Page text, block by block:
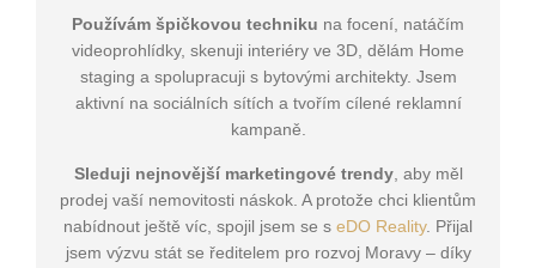
Používám špičkovou techniku na focení, natáčím
videoprohlídky, skenuji interiéry ve 3D, dělám Home
staging a spolupracuji s bytovými architekty. Jsem
aktivní na sociálních sítích a tvořím cílené reklamní
kampaně.
Sleduji nejnovější marketingové trendy, aby měl
prodej vaší nemovitosti náskok. A protože chci klientům
nabídnout ještě víc, spojil jsem se s eDO Reality. Přijal
jsem výzvu stát se ředitelem pro rozvoj Moravy – díky